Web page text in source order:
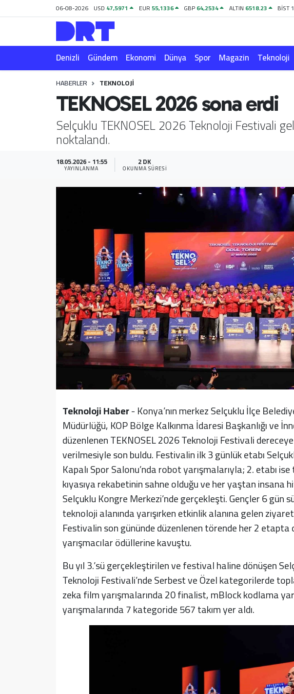
06-08-2026 USD 47,5971 EUR55,1336 GBP64,2534 ALTIN 6518.23 BİST
Denizli Gündem Ekonomi Dünya Spor Magazin Teknoloji
HABERLER TEKNOLOJI
TEKNOSEL 2026 sona erdi
Selçuklu TEKNOSEL 2026 Teknoloji Festivali
noktalandı.
18.05.2026 - 11:55
YAYINLANMA
2 DK
OKUNMA SÜRESI
Teknoloji Haber- Konya’nın merkez Selçuklu İlçe
Müdürlüğü, KOP Bölge Kalkınma İdaresi Başkanlığı ve
düzenlenen TEKNOSEL 2026 Teknoloji Festivali
verilmesiyle son buldu. Festivalin ilk 3 günlük etabı
Kapalı Spor Salonu’nda robot yarışmalarıyla; 2. etabı
kıyasıya rekabetinin sahne olduğu ve her yaştan
Selçuklu Kongre Merkezi’nde gerçekleşti. Gençler 6 gün
teknoloji alanında yarışırken etkinlik alanına gelen
Festivalin son gününde düzenlenen törende her 2 etapta
yarışmacılar ödüllerine kavuştu.
Bu yıl 3.’sü gerçekleştirilen ve festival haline dönüşen
Teknoloji Festivali’nde Serbest ve Özel kategorilerde
zeka film yarışmalarında 20 finalist, mBlock kodlama
yarışmalarında 7 kategoride 567 takım yer aldı.
Gündem
Ekonomi
Magazin
Teknoloji
Resmi İlan
Resmi Reklam
Hava Durumu
Trafik Durumu
Puan Durumu ve Fikstür
Tüm Manşetler
Son Dakika Haberleri
Haber Arşivi